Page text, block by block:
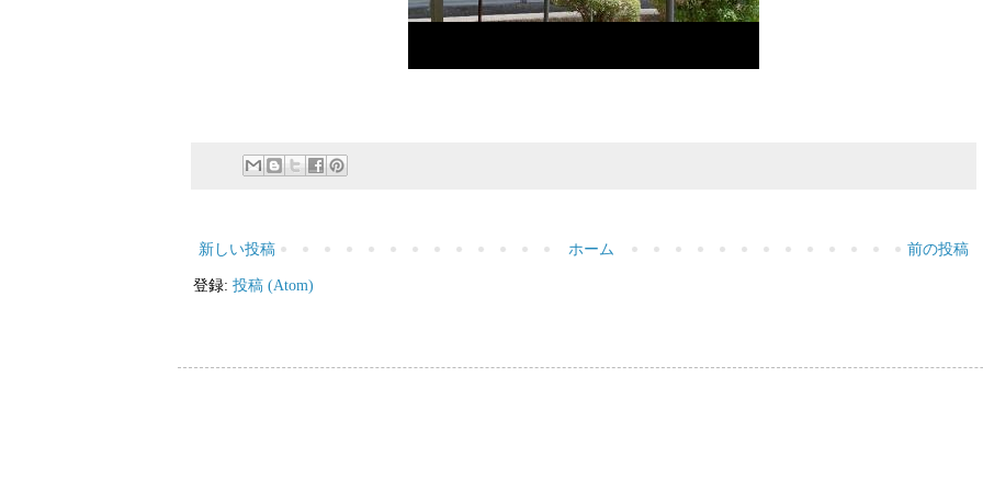
新しい投稿 前の投稿
ホーム
登録: 投稿 (Atom)